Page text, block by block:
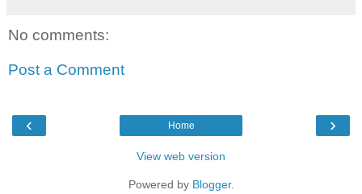
No comments:
Post a Comment
‹ ›
Home
View web version
Powered by Blogger.